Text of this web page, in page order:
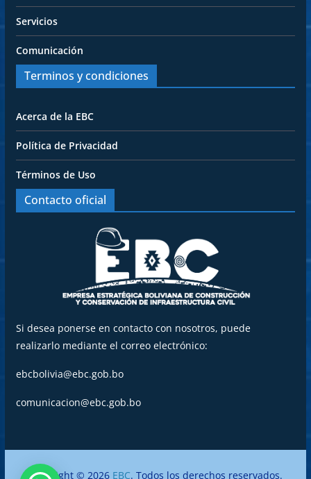
Servicios
Comunicación
Terminos y condiciones
Acerca de la EBC
Política de Privacidad
Términos de Uso
Contacto oficial
Si desea ponerse en contacto con nosotros, puede
realizarlo mediante el correo electrónico:
ebcbolivia@ebc.gob.bo
comunicacion@ebc.gob.bo
Copyright © 2026 EBC. Todos los derechos reservados.